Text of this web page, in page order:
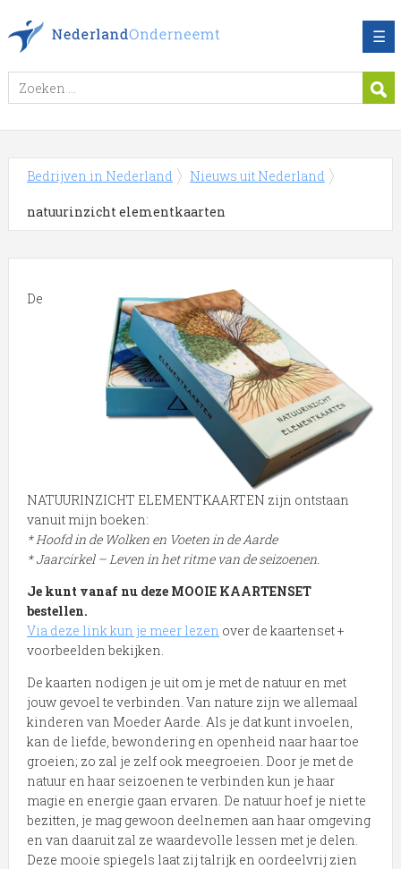
☰
Bedrijven in Nederland Nieuws uit Nederland
natuurinzicht elementkaarten
De
NATUURINZICHT ELEMENTKAARTEN zijn ontstaan
vanuit mijn boeken:
* Hoofd in de Wolken en Voeten in de Aarde
* Jaarcirkel – Leven in het ritme van de seizoenen.
Je kunt vanaf nu deze MOOIE KAARTENSET
bestellen.
Via deze link kun je meer lezen over de kaartenset +
voorbeelden bekijken.
De kaarten nodigen je uit om je met de natuur en met
jouw gevoel te verbinden. Van nature zijn we allemaal
kinderen van Moeder Aarde. Als je dat kunt invoelen,
kan de liefde, bewondering en openheid naar haar toe
groeien; zo zal je zelf ook meegroeien. Door je met de
natuur en haar seizoenen te verbinden kun je haar
magie en energie gaan ervaren. De natuur hoef je niet te
bezitten, je mag gewoon deelnemen aan haar omgeving
en van daaruit zal ze waardevolle lessen met je delen.
Deze mooie spiegels laat zij talrijk en oordeelvrij zien